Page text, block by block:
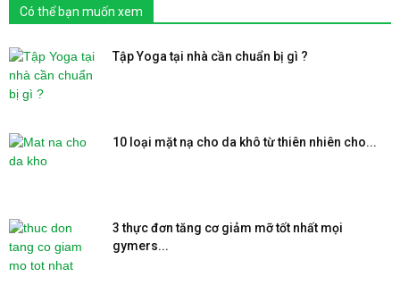
Có thể bạn muốn xem
Tập Yoga tại nhà cần chuẩn bị gì ?
10 loại mặt nạ cho da khô từ thiên nhiên cho...
3 thực đơn tăng cơ giảm mỡ tốt nhất mọi
gymers...